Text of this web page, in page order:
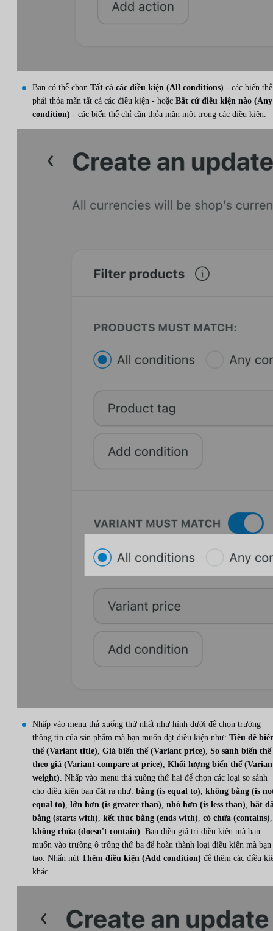
Bạn có thể chọn Tất cả các điều kiện (All conditions) - các biến thể
phải thỏa mãn tất cả các điều kiện - hoặc Bất cứ điều kiện nào (Any
condition) - các biến thể chỉ cần thỏa mãn một trong các điều kiện.
Nhấp vào menu thả xuống thứ nhất như hình dưới để chọn trường
thông tin của sản phẩm mà bạn muốn đặt điều kiện như: Tiêu đề
thể (Variant title), Giá biến thể (Variant price), So sánh biến thể
theo giá (Variant compare at price), Khối lượng biến thể
weight). Nhấp vào menu thả xuống thứ hai để chọn các loại so sánh
cho điều kiện bạn đặt ra như: bằng (is equal to), không bằng (is
equal to), lớn hơn (is greater than), nhỏ hơn (is less than), bắt
bằng (starts with), kết thúc bằng (ends with), có chứa (contains),
không chứa (doesn't contain). Bạn điền giá trị điều kiện mà bạn
muốn vào trường ô trông thứ ba để hoàn thành loại điều kiện mà bạn
tạo. Nhấn nút Thêm điều kiện (Add condition) để thêm các điều
khác.